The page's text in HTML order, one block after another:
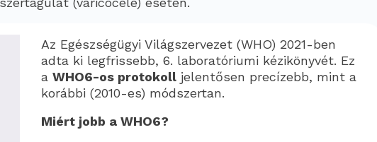
Az Egészségügyi Világszervezet (WHO) 2021-ben
adta ki legfrissebb, 6. laboratóriumi kézikönyvét. Ez
aWHO6-os protokoll jelentősen precízebb, mint a
korábbi (2010-es) módszertan.
Miért jobb a WHO6?